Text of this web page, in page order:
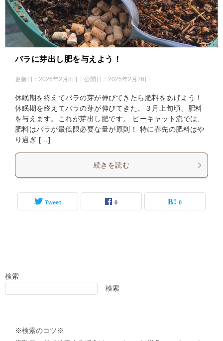
バラに芽出し肥を与えよう！
更新日： 2026年2月8日 公開日： 2025年2月26日
休眠期を終えてバラの芽が伸びてきたら肥料をあげよう！
休眠期を終えてバラの芽が伸びてきた、３月上旬頃、肥料
を与えます。これが芽出し肥です。 ピーキャット流では、
肥料はバラが最低限必要な量が原則！ 特に春先の肥料はや
り過ぎ […]
続きを読む
Tweet 0 0
検索
検索
※検索のコツ※